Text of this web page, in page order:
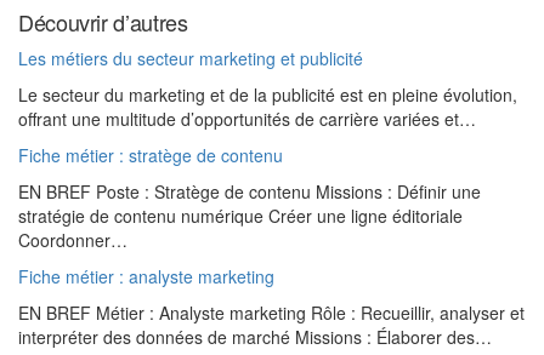
Découvrir d’autres
Les métiers du secteur marketing et publicité
Le secteur du marketing et de la publicité est en pleine évolution,
offrant une multitude d’opportunités de carrière variées et…
Fiche métier : stratège de contenu
EN BREF Poste : Stratège de contenu Missions : Définir une
stratégie de contenu numérique Créer une ligne éditoriale
Coordonner…
Fiche métier : analyste marketing
EN BREF Métier : Analyste marketing Rôle : Recueillir, analyser et
interpréter des données de marché Missions : Élaborer des…